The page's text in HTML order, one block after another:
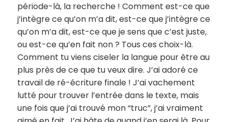
période-là, la recherche ! Comment est-ce que
j’intègre ce qu’on m’a dit, est-ce que j’intègre ce
qu’on m’a dit, est-ce que je sens que c’est juste,
ou est-ce qu’en fait non ? Tous ces choix-là.
Comment tu viens ciseler la langue pour être au
plus près de ce que tu veux dire. J’ai adoré ce
travail de ré-écriture finale ! J’ai vachement
lutté pour trouver l’entrée dans le texte, mais
une fois que j’ai trouvé mon “truc”, j’ai vraiment